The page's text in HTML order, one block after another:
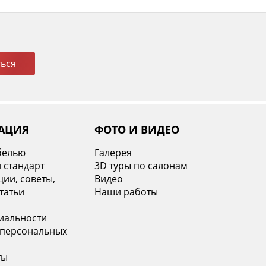
советы,
ФОТО И ВИДЕО
Галерея
3D туры по салонам
Видео
Наши работы